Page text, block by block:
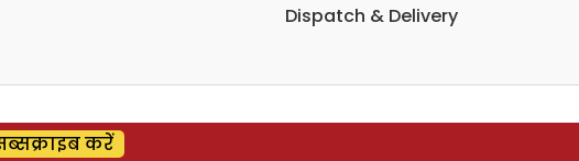
Dispatch & Delivery
करें